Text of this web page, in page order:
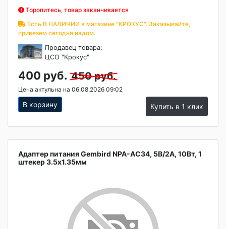
Торопитесь, товар заканчивается
Есть В НАЛИЧИИ в магазине "КРОКУС". Заказывайте,
привезем сегодня надом.
Продавец товара:
ЦСО "Крокус"
400 руб. 450 руб.
Цена актульна на 06.08.2026 09:02
В корзину Купить в 1 клик
Адаптер питания Gembird NPA-AC34, 5В/2А, 10Вт, 1
штекер 3.5х1.35мм